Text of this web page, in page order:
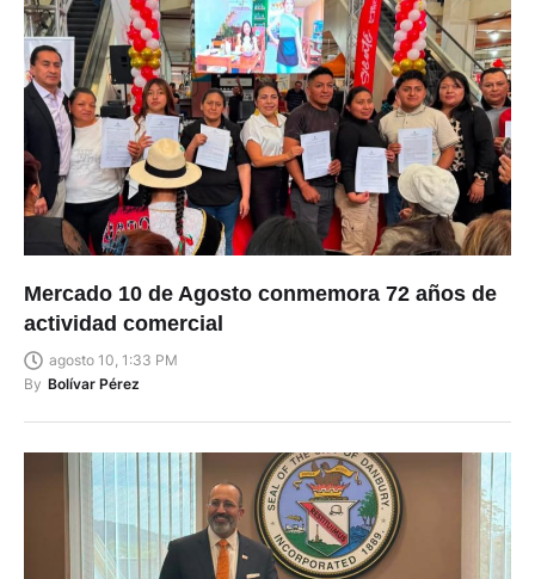
Mercado 10 de Agosto conmemora 72 años de
actividad comercial
agosto 10, 1:33 PM
By Bolívar Pérez